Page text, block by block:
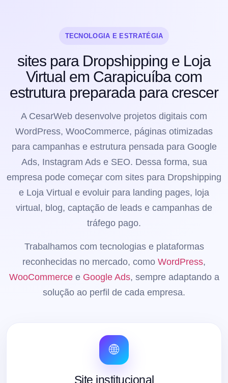
TECNOLOGIA E ESTRATÉGIA
sites para Dropshipping e Loja
Virtual em Carapicuíba com
estrutura preparada para crescer
A CesarWeb desenvolve projetos digitais com
WordPress, WooCommerce, páginas otimizadas
para campanhas e estrutura pensada para Google
Ads, Instagram Ads e SEO. Dessa forma, sua
empresa pode começar com sites para Dropshipping
e Loja Virtual e evoluir para landing pages, loja
virtual, blog, captação de leads e campanhas de
tráfego pago.
Trabalhamos com tecnologias e plataformas
reconhecidas no mercado, como WordPress,
WooCommercee Google Ads, sempre adaptando a
solução ao perfil de cada empresa.
🌐
Site institucional